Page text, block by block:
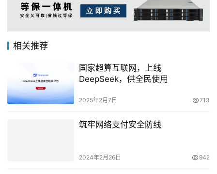
相关推荐
国家超算互联网，上线
DeepSeek，供全民使用
2025年2月7日 713
筑牢网络支付安全防线
2024年2月26日 942